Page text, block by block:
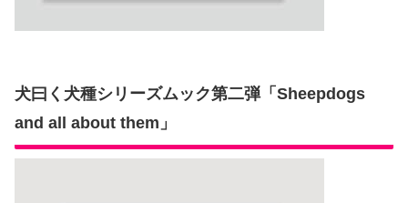
犬曰く犬種シリーズムック第二弾「Sheepdogs
and all about them」